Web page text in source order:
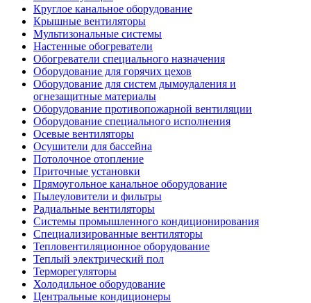
Круглое канальное оборудование
Крышные вентиляторы
Мультизональные системы
Настенные обогреватели
Обогреватели специального назначения
Оборудование для горячих цехов
Оборудование для систем дымоудаления и
огнезащитные материалы
Оборудование противопожарной вентиляции
Оборудование специального исполнения
Осевые вентиляторы
Осушители для бассейна
Потолочное отопление
Приточные установки
Прямоугольное канальное оборудование
Пылеуловители и фильтры
Радиальные вентиляторы
Системы промышленного кондиционирования
Специализированные вентиляторы
Тепловентиляционное оборудование
Теплый электрический пол
Терморегуляторы
Холодильное оборудование
Центральные кондиционеры